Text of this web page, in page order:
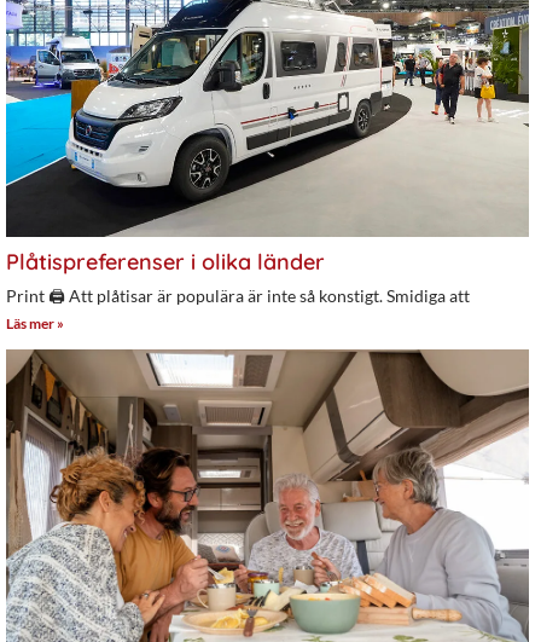
Plåtispreferenser i olika länder
Print 🖨 Att plåtisar är populära är inte så konstigt. Smidiga att
Läs mer »